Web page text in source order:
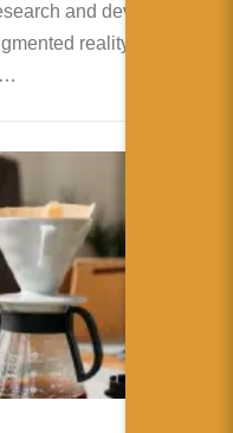
and development
reality for next-
…